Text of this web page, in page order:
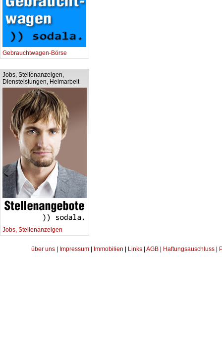
Gebrauchtwagen-Börse
Jobs, Stellenanzeigen,
Diensteistungen, Heimarbeit
Jobs, Stellenanzeigen
über uns Impressum Immobilien Links AGB Haftungsauschluss